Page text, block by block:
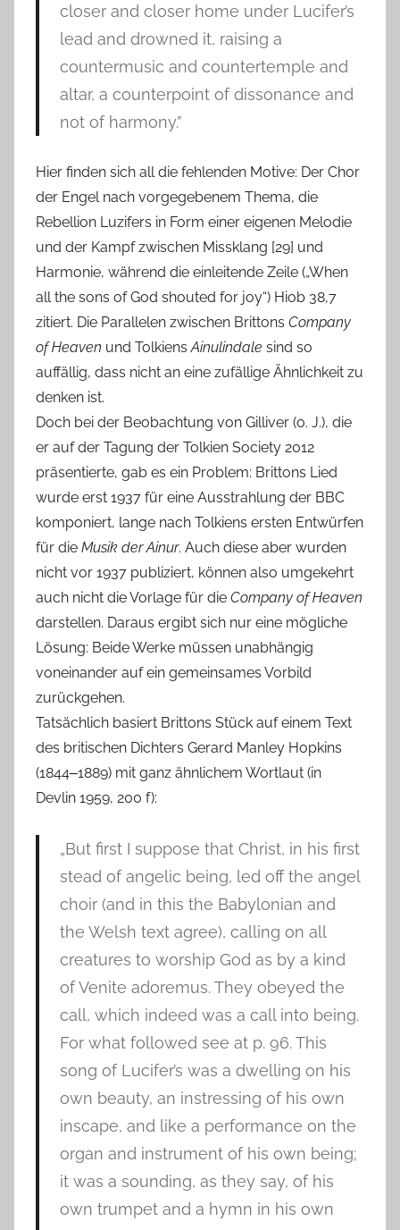
closer and closer home under Lucifer’s
lead and drowned it, raising a
countermusic and countertemple and
altar, a counterpoint of dissonance and
not of harmony.”
Hier finden sich all die fehlenden Motive: Der Chor
der Engel nach vorgegebenem Thema, die
Rebellion Luzifers in Form einer eigenen Melodie
und der Kampf zwischen Missklang [29] und
Harmonie, während die einleitende Zeile („When
all the sons of God shouted for joy“) Hiob 38,7
zitiert. Die Parallelen zwischen Brittons Company
of Heaven und TolkiensAinulindale sind so
auffällig, dass nicht an eine zufällige Ähnlichkeit zu
denken ist.
Doch bei der Beobachtung von Gilliver (o. J.), die
er auf der Tagung der Tolkien Society 2012
präsentierte, gab es ein Problem: Brittons Lied
wurde erst 1937 für eine Ausstrahlung der BBC
komponiert, lange nach Tolkiens ersten Entwürfen
für die Musik der Ainur. Auch diese aber wurden
nicht vor 1937 publiziert, können also umgekehrt
auch nicht die Vorlage für die Company of Heaven
darstellen. Daraus ergibt sich nur eine mögliche
Lösung: Beide Werke müssen unabhängig
voneinander auf ein gemeinsames Vorbild
zurückgehen.
Tatsächlich basiert Brittons Stück auf einem Text
des britischen Dichters Gerard Manley Hopkins
(1844‒1889) mit ganz ähnlichem Wortlaut (in
Devlin 1959, 200 f):
„But first I suppose that Christ, in his first
stead of angelic being, led off the angel
choir (and in this the Babylonian and
the Welsh text agree), calling on all
creatures to worship God as by a kind
of Venite adoremus. They obeyed the
call, which indeed was a call into being.
For what followed see at p. 96. This
song of Lucifer’s was a dwelling on his
own beauty, an instressing of his own
inscape, and like a performance on the
organ and instrument of his own being;
it was a sounding, as they say, of his
own trumpet and a hymn in his own